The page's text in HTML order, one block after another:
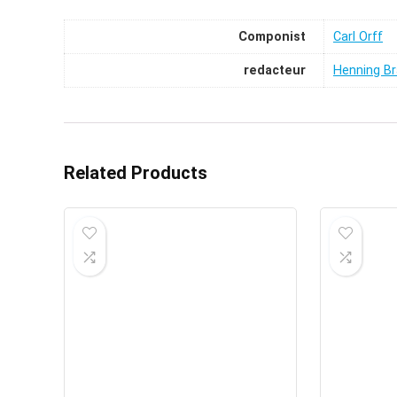
Componist Carl Orff
redacteur Henning
Related Products